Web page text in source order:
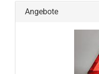
Angebote